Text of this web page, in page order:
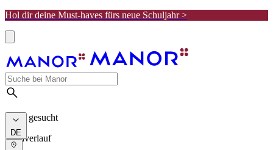
Hol dir deine Must-haves fürs neue Schuljahr >
Meist gesucht
Suchverlauf
DE